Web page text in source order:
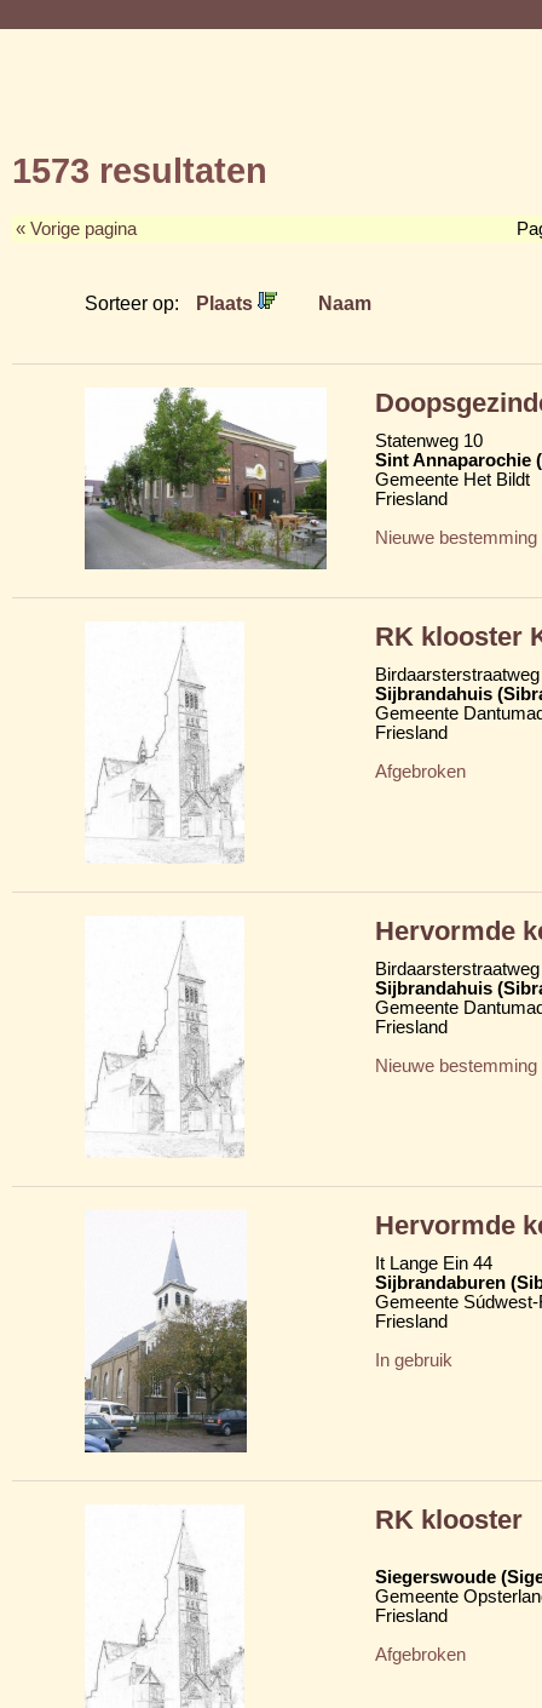
1573 resultaten
« Vorige pagina
Sorteer op: Plaats Naam
Statenweg 10
Sint Annaparochie
Gemeente Het Bildt
Friesland
Nieuwe bestemming
RK klooster
Birdaarsterstraatweg
Sijbrandahuis
Gemeente
Friesland
Afgebroken
Hervormde
Sijbrandahuis
Gemeente
Friesland
Nieuwe bestemming
Hervormde
It Lange Ein 44
Sijbrandaburen
Gemeente
Friesland
In gebruik
RK klooster
Siegerswoude
Gemeente
Friesland
Afgebroken